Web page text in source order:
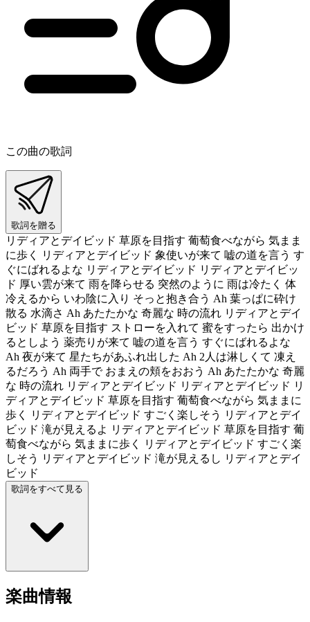
この曲の歌詞
歌詞を贈る
リディアとデイビッド 草原を目指す 葡萄食べながら 気まま
に歩く リディアとデイビッド 象使いが来て 嘘の道を言う す
ぐにばれるよな リディアとデイビッド リディアとデイビッ
ド 厚い雲が来て 雨を降らせる 突然のように 雨は冷たく 体
冷えるから いわ陰に入り そっと抱き合う Ah 葉っぱに砕け
散る 水滴さ Ah あたたかな 奇麗な 時の流れ リディアとデイ
ビッド 草原を目指す ストローを入れて 蜜をすったら 出かけ
るとしよう 薬売りが来て 嘘の道を言う すぐにばれるよな
Ah 夜が来て 星たちがあふれ出した Ah 2人は淋しくて 凍え
るだろう Ah 両手で おまえの頬をおおう Ah あたたかな 奇麗
な 時の流れ リディアとデイビッド リディアとデイビッド リ
ディアとデイビッド 草原を目指す 葡萄食べながら 気ままに
歩く リディアとデイビッド すごく楽しそう リディアとデイ
ビッド 滝が見えるよ リディアとデイビッド 草原を目指す 葡
萄食べながら 気ままに歩く リディアとデイビッド すごく楽
しそう リディアとデイビッド 滝が見えるし リディアとデイ
ビッド
歌詞をすべて見る
楽曲情報